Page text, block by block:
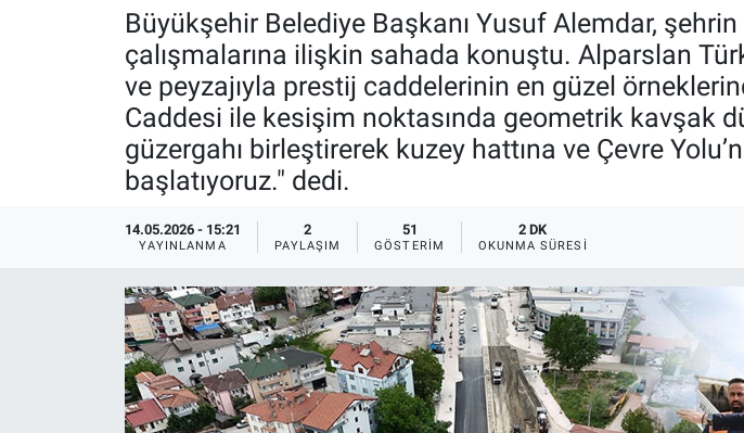
Büyükşehir Belediye Başkanı Yusuf Alemdar,
çalışmalarına ilişkin sahada konuştu. Alparslan
ve peyzajıyla prestij caddelerinin en güzel
Caddesi ile kesişim noktasında geometrik kavşak
güzergahı birleştirerek kuzey hattına ve Çevre
başlatıyoruz." dedi.
14.05.2026 - 15:21
YAYINLANMA
2
PAYLAŞIM
51
GÖSTERIM
2 DK
OKUNMA SÜRESI
EKONOMİ
SOKAK RÖPORTAJLARI
ÖZEL HABER
HALK54 PANORAMA
Son Dakika Haberleri
Haber Arşivi